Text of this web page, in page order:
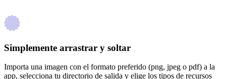
Simplemente arrastrar y soltar
Importa una imagen con el formato preferido (png, jpeg o pdf) a la
app, selecciona tu directorio de salida y elige los tipos de recursos